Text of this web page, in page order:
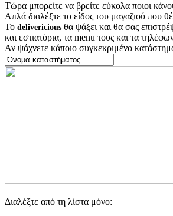
Τώρα μπορείτε να βρείτε εύκολα ποιοι
Απλά διαλέξτε το είδος του μαγαζιού που
Το delivericious θα ψάξει και θα σας
και εστιατόρια, τα menu τους και τα
Αν ψάχνετε κάποιο συγκεκριμένο
Διαλέξτε από τη λίστα μόνο: